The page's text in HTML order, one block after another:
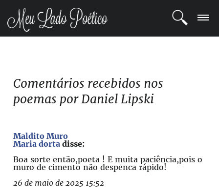
POETAS
COMUNIDADE
Comentários recebidos nos
poemas por Daniel Lipski
Maldito Muro
Maria dorta disse:
Boa sorte então,poeta ! E muita paciência,pois o
muro de cimento não despenca rápido!
26 de maio de 2025 15:52